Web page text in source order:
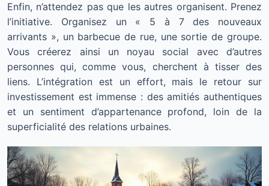
Enfin, n’attendez pas que les autres organisent. Prenez
l’initiative. Organisez un « 5 à 7 des nouveaux
arrivants », un barbecue de rue, une sortie de groupe.
Vous créerez ainsi un noyau social avec d’autres
personnes qui, comme vous, cherchent à tisser des
liens. L’intégration est un effort, mais le retour sur
investissement est immense : des amitiés authentiques
et un sentiment d’appartenance profond, loin de la
superficialité des relations urbaines.